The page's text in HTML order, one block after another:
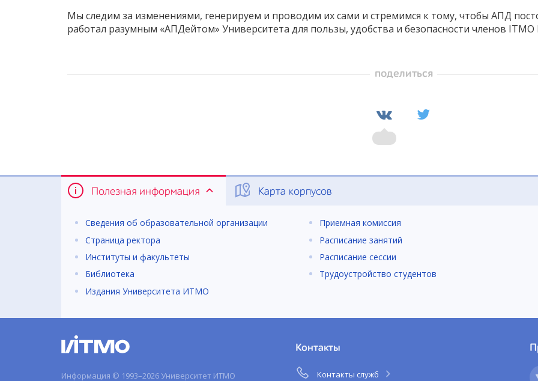
Мы следим за изменениями, генерируем и проводим их сами и стремимся к тому, чтобы АПД
работал разумным «АПДейтом» Университета для пользы, удобства и безопасности членов ITMO
поделиться
Полезная информация Карта корпусов
Сведения об образовательной организации
Страница ректора
Институты и факультеты
Библиотека
Издания Университета ИТМО
Приемная комиссия
Расписание занятий
Расписание сессии
Трудоустройство студентов
Информация © 1993–2026 Университет ИТМО
Контакты
Контакты служб